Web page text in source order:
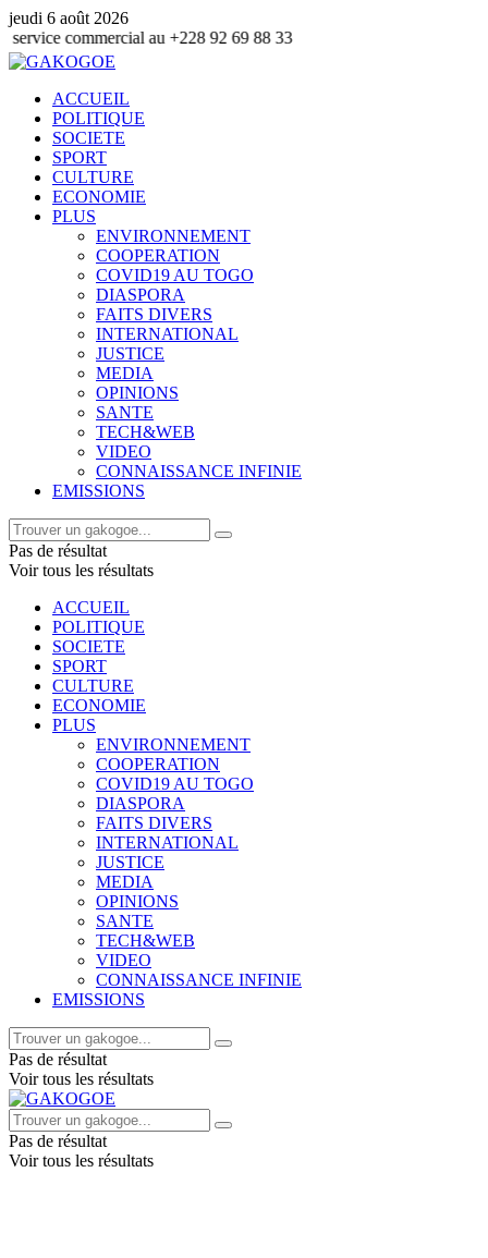
jeudi 6 août 2026
au +228 92 69 88 33
ACCUEIL
POLITIQUE
SOCIETE
SPORT
CULTURE
ECONOMIE
PLUS
ENVIRONNEMENT
COOPERATION
COVID19 AU TOGO
DIASPORA
FAITS DIVERS
INTERNATIONAL
JUSTICE
MEDIA
OPINIONS
SANTE
TECH&WEB
VIDEO
CONNAISSANCE INFINIE
EMISSIONS
Pas de résultat
Voir tous les résultats
ACCUEIL
POLITIQUE
SOCIETE
SPORT
CULTURE
ECONOMIE
PLUS
ENVIRONNEMENT
COOPERATION
COVID19 AU TOGO
DIASPORA
FAITS DIVERS
INTERNATIONAL
JUSTICE
MEDIA
OPINIONS
SANTE
TECH&WEB
VIDEO
CONNAISSANCE INFINIE
EMISSIONS
Pas de résultat
Voir tous les résultats
Pas de résultat
Voir tous les résultats